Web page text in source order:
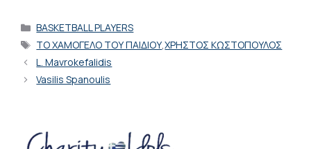
Κατηγορίες
BASKETBALL PLAYERS
Ετικέτες
ΤΟ ΧΑΜΟΓΕΛΟ ΤΟΥ ΠΑΙΔΙΟΥ,ΧΡΗΣΤΟΣ ΚΩΣΤΟΠΟΥΛΟΣ
L. Mavrokefalidis
Vasilis Spanoulis